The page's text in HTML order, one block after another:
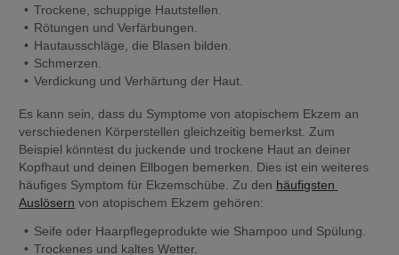
Trockene, schuppige Hautstellen.
Rötungen und Verfärbungen.
Hautausschläge, die Blasen bilden.
Schmerzen.
Verdickung und Verhärtung der Haut.
Es kann sein, dass du Symptome von atopischem Ekzem an
verschiedenen Körperstellen gleichzeitig bemerkst. Zum
Beispiel könntest du juckende und trockene Haut an deiner
Kopfhaut und deinen Ellbogen bemerken. Dies ist ein weiteres
häufiges Symptom für Ekzemschübe. Zu den häufigsten
Auslösern von atopischem Ekzem gehören:
Seife oder Haarpflegeprodukte wie Shampoo und Spülung.
Trockenes und kaltes Wetter.